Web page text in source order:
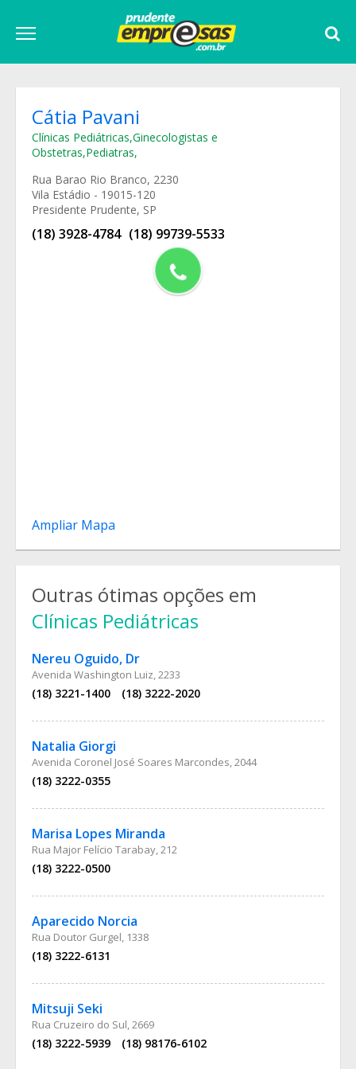
Cátia Pavani
Clínicas Pediátricas,Ginecologistas e
Obstetras,Pediatras,
Rua Barao Rio Branco, 2230
Vila Estádio - 19015-120
Presidente Prudente, SP
(18) 3928-4784 (18) 99739-5533
Ampliar Mapa
Outras ótimas opções em
Clínicas Pediátricas
Nereu Oguido, Dr
Avenida Washington Luiz, 2233
(18) 3221-1400 (18) 3222-2020
Natalia Giorgi
Avenida Coronel José Soares Marcondes, 2044
(18) 3222-0355
Marisa Lopes Miranda
Rua Major Felício Tarabay, 212
(18) 3222-0500
Aparecido Norcia
Rua Doutor Gurgel, 1338
(18) 3222-6131
Mitsuji Seki
Rua Cruzeiro do Sul, 2669
(18) 3222-5939 (18) 98176-6102